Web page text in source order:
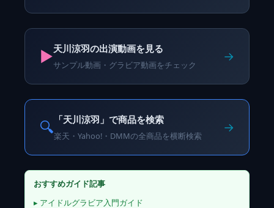
▶️天川涼羽の出演動画を見る
サンプル動画・グラビア動画をチェック
→
🔍 「天川涼羽」で商品を検索
楽天・Yahoo!・DMMの全商品を横断検索
→
おすすめガイド記事
▸ アイドルグラビア入門ガイド